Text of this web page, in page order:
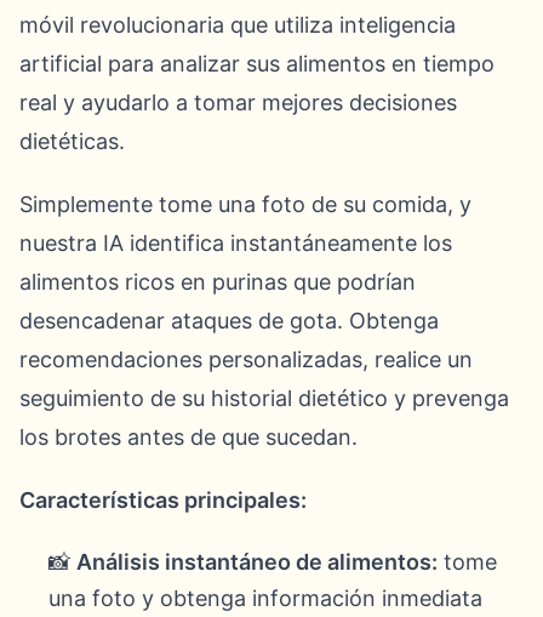
móvil revolucionaria que utiliza inteligencia
artificial para analizar sus alimentos en tiempo
real y ayudarlo a tomar mejores decisiones
dietéticas.
Simplemente tome una foto de su comida, y
nuestra IA identifica instantáneamente los
alimentos ricos en purinas que podrían
desencadenar ataques de gota. Obtenga
recomendaciones personalizadas, realice un
seguimiento de su historial dietético y prevenga
los brotes antes de que sucedan.
Características principales:
📸 Análisis instantáneo de alimentos: tome
una foto y obtenga información inmediata